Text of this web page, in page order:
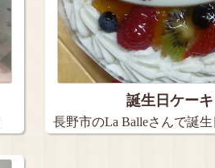
誕生日ケーキ
長野市のLa Balleさんで誕